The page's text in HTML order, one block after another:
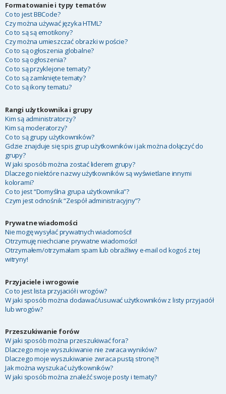
Formatowanie i typy tematów
Co to jest BBCode?
Czy można używać języka HTML?
Co to są są emotikony?
Czy można umieszczać obrazki w poście?
Co to są ogłoszenia globalne?
Co to są ogłoszenia?
Co to są przyklejone tematy?
Co to są zamknięte tematy?
Co to są ikony tematu?
Rangi użytkownika i grupy
Kim są administratorzy?
Kim są moderatorzy?
Co to są grupy użytkowników?
Gdzie znajduje się spis grup użytkowników i jak można dołączyć do
grupy?
W jaki sposób można zostać liderem grupy?
Dlaczego niektóre nazwy użytkowników są wyświetlane innymi
kolorami?
Co to jest “Domyślna grupa użytkownika”?
Czym jest odnośnik “Zespół administracyjny”?
Prywatne wiadomości
Nie mogę wysyłać prywatnych wiadomości!
Otrzymuję niechciane prywatne wiadomości!
Otrzymałem/otrzymałam spam lub obraźliwy e-mail od kogoś z tej
witryny!
Przyjaciele i wrogowie
Co to jest lista przyjaciół i wrogów?
W jaki sposób można dodawać/usuwać użytkowników z listy przyjaciół
lub wrogów?
Przeszukiwanie forów
W jaki sposób można przeszukiwać fora?
Dlaczego moje wyszukiwanie nie zwraca wyników?
Dlaczego moje wyszukiwanie zwraca pustą stronę?!
Jak można wyszukać użytkowników?
W jaki sposób można znaleźć swoje posty i tematy?